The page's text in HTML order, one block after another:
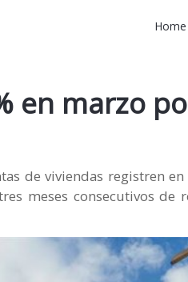
Home
en marzo
de viviendas registren
meses consecutivos de